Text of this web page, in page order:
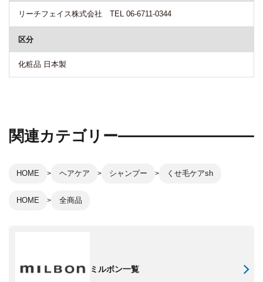
リーチフェイス株式会社 TEL 06-6711-0344
区分
化粧品 日本製
関連カテゴリー
HOME ヘアケア シャンプー くせ毛ケアsh
HOME 全商品
ミルボン一覧